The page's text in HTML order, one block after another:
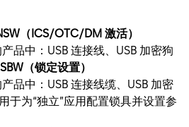
（ICS/OTC/DM 激活）
品中：USB 连接线、USB 加密狗
（锁定设置）
品中：USB 连接线缆、USB 加密
于为“独立”应用配置锁具并设置参